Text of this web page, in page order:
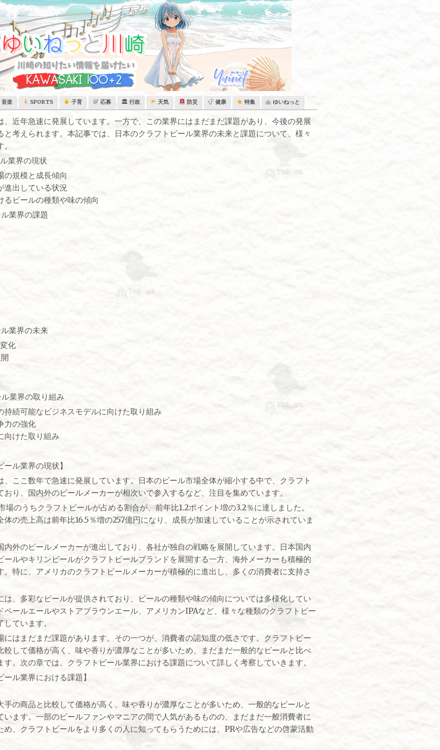
音楽 SPORTS 子育 応募 🏛 行政 天気 防災 健康 特集 ゆいねっと
、近年急速に発展しています。一方で、この業界にはまだまだ課題があり、今後の発展
と考えられます。本記事では、日本のクラフトビール業界の未来と課題について、様々
業界の現状
の規模と成長傾向
進出している状況
るビールの種類や味の傾向
業界の課題
業界の未来
化
業界の取り組み
持続可能なビジネスモデルに向けた取り組み
力の強化
向けた取り組み
ール業界の現状】
、ここ数年で急速に発展しています。日本のビール市場全体が縮小する中で、クラフト
おり、国内外のビールメーカーが相次いで参入するなど、注目を集めています。
場のうちクラフトビールが占める割合が、前年比1.2ポイント増の3.2％に達しました。
体の売上高は前年比16.5％増の257億円になり、成長が加速していることが示されていま
内外のビールメーカーが進出しており、各社が独自の戦略を展開しています。日本国内
ールやキリンビールがクラフトビールブランドを展開する一方、海外メーカーも積極的
。特に、アメリカのクラフトビールメーカーが積極的に進出し、多くの消費者に支持さ
は、多彩なビールが提供されており、ビールの種類や味の傾向については多様化してい
ペールエールやストアブラウンエール、アメリカンIPAなど、様々な種類のクラフトビー
ています。
にはまだまだ課題があります。その一つが、消費者の認知度の低さです。クラフトビー
較して価格が高く、味や香りが濃厚なことが多いため、まだまだ一般的なビールと比べ
。次の章では、クラフトビール業界における課題について詳しく考察していきます。
ール業界における課題】
手の商品と比較して価格が高く、味や香りが濃厚なことが多いため、一般的なビールと
います。一部のビールファンやマニアの間で人気があるものの、まだまだ一般消費者に
め、クラフトビールをより多くの人に知ってもらうためには、PRや広告などの啓蒙活動